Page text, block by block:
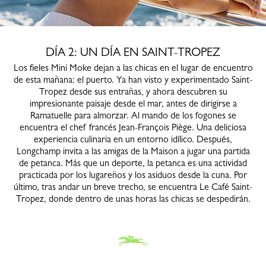
DÍA 2: UN DÍA EN SAINT-TROPEZ
Los fieles Mini Moke dejan a las chicas en el lugar de encuentro
de esta mañana: el puerto. Ya han visto y experimentado Saint-
Tropez desde sus entrañas, y ahora descubren su
impresionante paisaje desde el mar, antes de dirigirse a
Ramatuelle para almorzar. Al mando de los fogones se
encuentra el chef francés Jean-François Piège. Una deliciosa
experiencia culinaria en un entorno idílico. Después,
Longchamp invita a las amigas de la Maison a jugar una partida
de petanca. Más que un deporte, la petanca es una actividad
practicada por los lugareños y los asiduos desde la cuna. Por
último, tras andar un breve trecho, se encuentra Le Café Saint-
Tropez, donde dentro de unas horas las chicas se despedirán.